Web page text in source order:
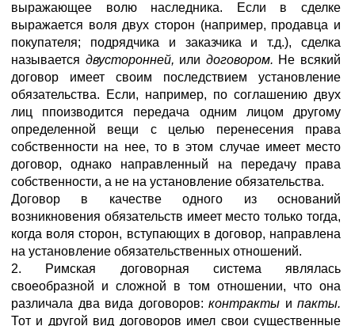
выражающее волю наследника. Если в сделке
выражается воля двух сторон (например, продавца и
покупателя; подрядчика и заказчика и т.д.), сделка
называется двусторонней, или договором. Не всякий
договор имеет своим последствием установление
обязательства. Если, например, по соглашению двух
лиц ппоизводится передача одним лицом другому
определенной вещи с целью перенесения права
собственности на нее, то в этом случае имеет место
договор, однако направленный на передачу права
собственности, а не на установление обязательства.
Договор в качестве одного из оснований
возникновения обязательств имеет место только тогда,
когда воля сторон, вступающих в договор, направлена
на установление обязательственных отношений.
2. Римская договорная система являлась
своеобразной и сложной в том отношении, что она
различала два вида договоров: контракты и пакты.
Тот и другой вид договоров имел свои существенные